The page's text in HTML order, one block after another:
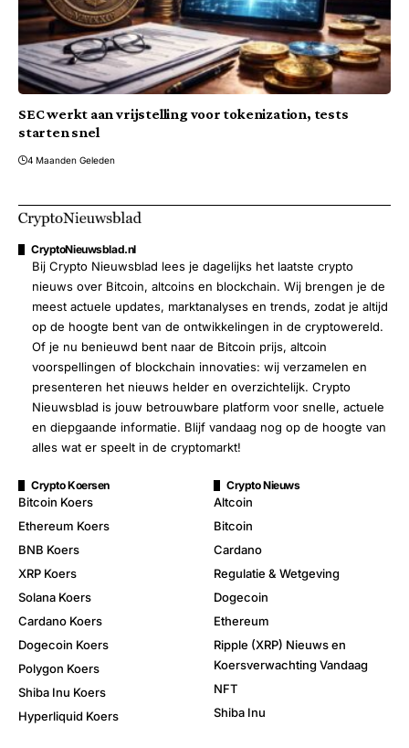
SEC werkt aan vrijstelling voor tokenization, tests
starten snel
4 Maanden Geleden
CryptoNieuwsblad.nl
Bij Crypto Nieuwsblad lees je dagelijks het laatste crypto
nieuws over Bitcoin, altcoins en blockchain. Wij brengen je de
meest actuele updates, marktanalyses en trends, zodat je altijd
op de hoogte bent van de ontwikkelingen in de cryptowereld.
Of je nu benieuwd bent naar de Bitcoin prijs, altcoin
voorspellingen of blockchain innovaties: wij verzamelen en
presenteren het nieuws helder en overzichtelijk. Crypto
Nieuwsblad is jouw betrouwbare platform voor snelle, actuele
en diepgaande informatie. Blijf vandaag nog op de hoogte van
alles wat er speelt in de cryptomarkt!
Crypto Koersen
Bitcoin Koers
Ethereum Koers
BNB Koers
XRP Koers
Solana Koers
Cardano Koers
Dogecoin Koers
Polygon Koers
Shiba Inu Koers
Hyperliquid Koers
Crypto Nieuws
Altcoin
Bitcoin
Cardano
Regulatie & Wetgeving
Dogecoin
Ethereum
Ripple (XRP) Nieuws en
Koersverwachting Vandaag
NFT
Shiba Inu